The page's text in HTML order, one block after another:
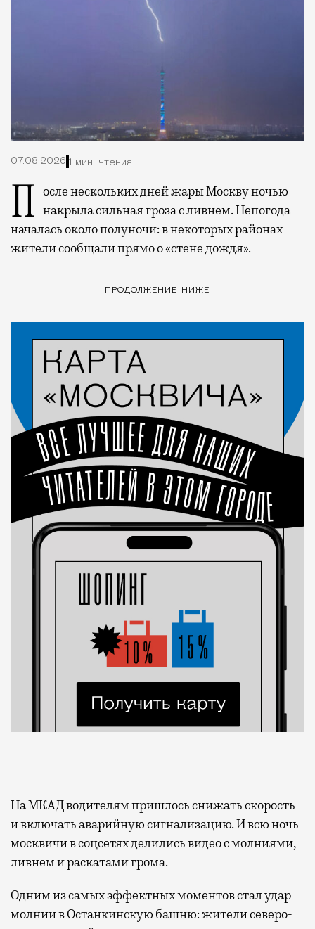
07.08.2026 1 мин. чтения
После нескольких дней жары Москву ночью накрыла сильная гроза с ливнем. Непогода
началась около полуночи: в некоторых районах
жители сообщали прямо о «стене дождя».
ПРОДОЛЖЕНИЕ НИЖЕ
На МКАД водителям пришлось снижать скорость
и включать аварийную сигнализацию. И всю ночь
москвичи в соцсетях делились видео с молниями,
ливнем и раскатами грома.
Одним из самых эффектных моментов стал удар
молнии в Останкинскую башню: жители северо-